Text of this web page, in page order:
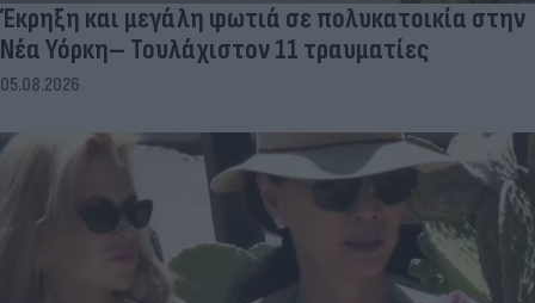
Έκρηξη και μεγάλη φωτιά σε πολυκατοικία στην
Νέα Υόρκη– Τουλάχιστον 11 τραυματίες
05.08.2026